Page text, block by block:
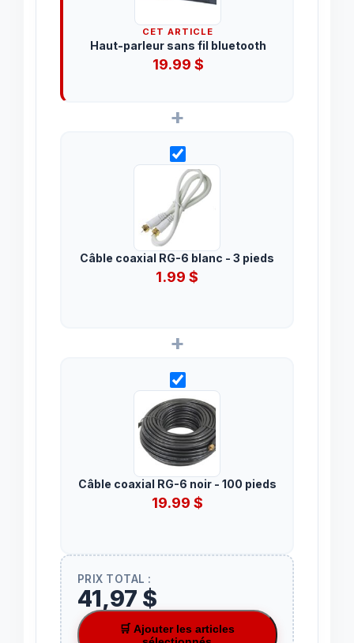
CET ARTICLE
Haut-parleur sans fil bluetooth
19.99 $
+
Câble coaxial RG-6 blanc - 3 pieds
1.99 $
+
Câble coaxial RG-6 noir - 100 pieds
19.99 $
PRIX TOTAL :
41,97 $
🛒 Ajouter les articles